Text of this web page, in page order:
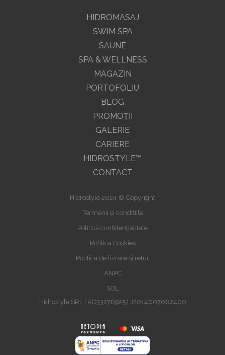
HIDROMASAJ
SWIM SPA
SAUNE
SPA & WELLNESS
MAGAZIN
PORTOFOLIU
BLOG
PROMOŢII
GALERIE
CARIERE
HIDROSTYLE™
CONTACT
Hidrostyle 2024 © Copyright
Termenii și condițiile
Politică confidențialitate
Politica Cookies
Politica de livrare si retur
ANPC
SOL
Hidrostyle SRL | RO33276925 | J2014007062400